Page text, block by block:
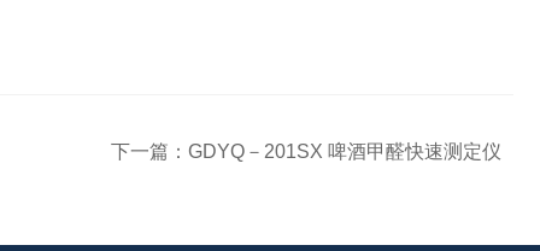
下一篇： GDYQ－201SX 啤酒甲醛快速测定仪